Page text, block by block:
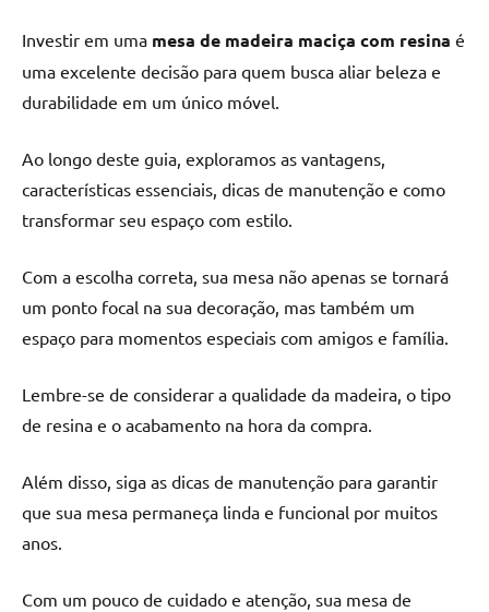
Investir em uma mesa de madeira maciça com resina é
uma excelente decisão para quem busca aliar beleza e
durabilidade em um único móvel.
Ao longo deste guia, exploramos as vantagens,
características essenciais, dicas de manutenção e como
transformar seu espaço com estilo.
Com a escolha correta, sua mesa não apenas se tornará
um ponto focal na sua decoração, mas também um
espaço para momentos especiais com amigos e família.
Lembre-se de considerar a qualidade da madeira, o tipo
de resina e o acabamento na hora da compra.
Além disso, siga as dicas de manutenção para garantir
que sua mesa permaneça linda e funcional por muitos
anos.
Com um pouco de cuidado e atenção, sua mesa de